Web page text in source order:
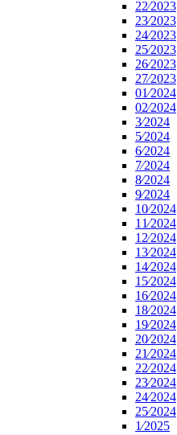
22⁄2023
23⁄2023
24⁄2023
25⁄2023
26⁄2023
27⁄2023
01⁄2024
02⁄2024
3⁄2024
5⁄2024
6⁄2024
7⁄2024
8⁄2024
9⁄2024
10⁄2024
11⁄2024
12⁄2024
13⁄2024
14⁄2024
15⁄2024
16⁄2024
18⁄2024
19⁄2024
20⁄2024
21⁄2024
22⁄2024
23⁄2024
24⁄2024
25⁄2024
1⁄2025